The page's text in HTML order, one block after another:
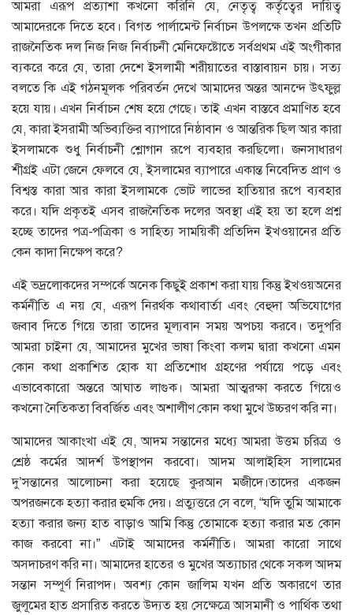
আমরা এরূপ প্রত্যাশা কখনো করিনি যে, নেতৃত্ব কর্তৃত্বের দায়িত্ব
আমাদেরকে দিতে হবে। বিগত পার্লামেন্ট নির্বাচন উপলক্ষে তখন প্রতিটি
রাজনৈতিক দল নিজ নিজ নির্বাচনী মেনিফেষ্টোতে সর্বপ্রথম এই অংগীকার
ব্যকরে করে যে, তারা দেশে ইসলামী শরীয়াতের বাস্তাবায়ন চায়। সত্য
বলতে কি এই গঠনমূলক পরিবর্তন দেখে আমাদের অন্তর আনন্দে উৎফুল্ল
হয়ে যায়। এখন নির্বাচন শেষ হয়ে গেছে। তাই এখন বাস্তবে প্রমাণিত হবে
যে, কারা ইসরামী অভিব্যক্তির ব্যাপারে নিষ্ঠাবান ও আন্তরিক ছিল আর কারা
ইসলামকে শুধু নির্বাচনী শ্লোগান রূপে ব্যবহার করছিলো। জনসাধারণ
শীগ্রই এটা জেনে ফেলবে যে, ইসলামের ব্যাপারে একান্ত নিবেদিত প্রাণ ও
বিশ্বস্ত কারা আর কারা ইসলামকে ভোট লাভের হাতিয়ার রূপে ব্যবহার
করে। যদি প্রকৃতই এসব রাজনৈতিক দলের অবস্থা এই হয় তা হলে প্রশ্ন
হচ্ছে তাদের পত্র-পত্রিকা ও সাহিত্য সাময়িকী প্রতিদিন ইখওয়ানের প্রতি
কেন কাদা নিক্ষেপ করে?
এই ভদ্রলোকদের সম্পর্কে অনেক কিছুই প্রকাশ করা যায় কিন্তু ইখওয়অনের
কর্মনীতি এ নয় যে, এরূপ নিরর্থক কথাবার্তা এবং বেহুদা অভিযোগের
জবাব দিতে গিয়ে তারা তাদের মূল্যবান সময় অপচয় করবে। তদুপরি
আমরা চাইনা যে, আমাদের মুখের ভাষা কিংবা কলম দ্বারা কখনো এমন
কোন কথা প্রকাশিত হোক যা প্রতিশোধ গ্রহণের পর্যায়ে পড়ে এবং
এভাবেকারো অন্তরে আঘাত লাগুক। আমরা আত্মরক্ষা করতে গিয়েও
কখনো নৈতিকতা বিবর্জিত এবং অশালীণ কোন কথা মুখে উচ্চরণ করি না।
আমাদের আকাংখা এই যে, আদম সন্তানের মধ্যে আমরা উত্তম চরিত্র ও
শ্রেষ্ঠ কর্মের আদর্শ উপস্থাপন করবো। আদম আলাইহিস সালামের
দু’সন্তানের আলোচনা করা হয়েছে কুরআন মজীদে।তাদের একজন
অপরজনকে হত্যা করার হুমকি দেয়। প্রত্যুত্তরে সে বলে, “যদি তুমি আমাকে
হত্যা করার জন্য হাত বাড়াও আমি কিন্তু তোমাকে হত্যা করার মত কোন
কাজ করবো না।” এটাই আমাদের কর্মনীতি। আমরা কারো সাথে
অসদাচরণ করি না। আমাদের হাতের ও মুখের অত্যাচার থেকে সকল আদম
সন্তান সম্পূর্ণ নিরাপদ। অবশ্য কোন জালিম যখন প্রতি অকারণে তার
জুলূমের হাত প্রসারিত করতে উদ্যত হয় সেক্ষেত্রে আসমানী ও পার্থিক তথা